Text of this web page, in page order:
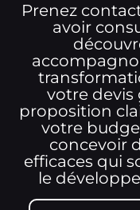
Prenez
avoir
votre devis
proposition
votre
concevoir
efficaces qui
le